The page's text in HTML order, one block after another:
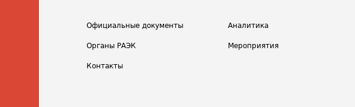
Официальные документы
Органы РАЭК
Контакты
Аналитика
Мероприятия